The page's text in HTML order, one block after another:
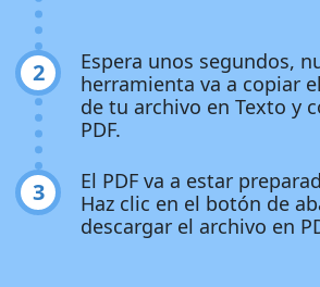
2
Espera unos segundos,
herramienta va a copiar
de tu archivo en Texto y
PDF.
3
El PDF va a estar
Haz clic en el botón de
descargar el archivo en